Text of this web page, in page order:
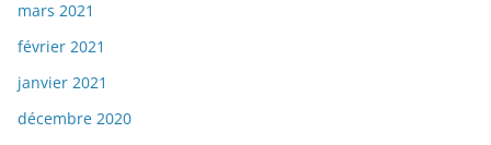
mars 2021
février 2021
janvier 2021
décembre 2020